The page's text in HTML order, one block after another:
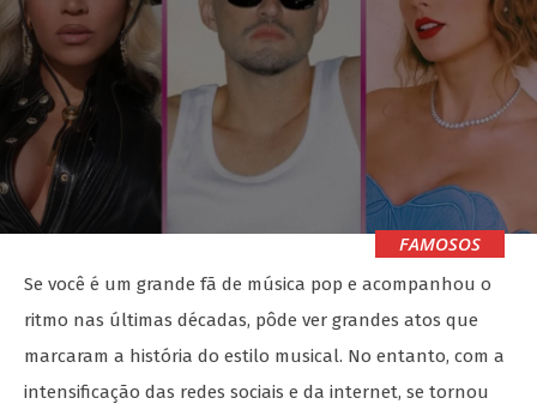
FAMOSOS
Se você é um grande fã de música pop e acompanhou o
ritmo nas últimas décadas, pôde ver grandes atos que
marcaram a história do estilo musical. No entanto, com a
intensificação das redes sociais e da internet, se tornou